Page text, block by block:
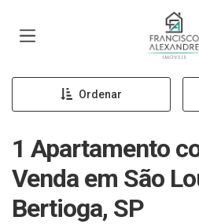
Página
Ordenar
1 Apartamento
Venda em São
Bertioga, SP